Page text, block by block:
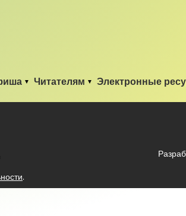
Читателям Электронные
.